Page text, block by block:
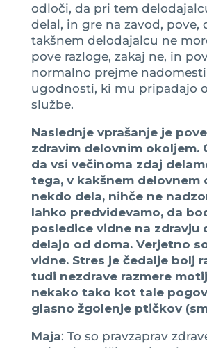
odloči, da pri tem
delal, in gre na zavod, pove,
takšnem delodajalcu ne
pove razloge, zakaj ne, in
normalno prejme
ugodnosti, ki mu pripadajo
službe.
Naslednje vprašanje je
zdravim delovnim okoljem.
da vsi večinoma zdaj
tega, v kakšnem delovnem
nekdo dela, nihče ne
lahko predvidevamo, da
posledice vidne na zdravju
delajo od doma. Verjetno
vidne. Stres je čedalje bolj
tudi nezdrave razmere
nekako tako kot tale
glasno žgolenje ptičkov
Maja: To so pravzaprav